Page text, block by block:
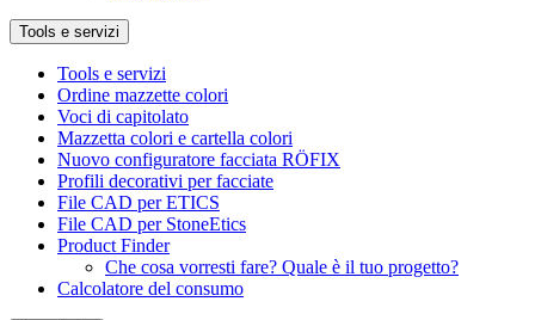
Tools e servizi
Tools e servizi
Ordine mazzette colori
Voci di capitolato
Mazzetta colori e cartella colori
Nuovo configuratore facciata RÖFIX
Profili decorativi per facciate
File CAD per ETICS
File CAD per StoneEtics
Product Finder
Che cosa vorresti fare? Quale è il tuo progetto?
Calcolatore del consumo